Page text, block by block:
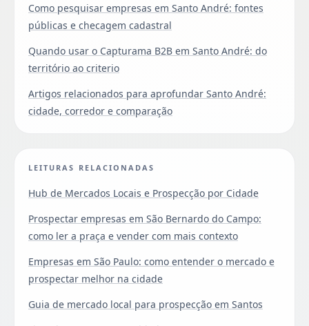
Como pesquisar empresas em Santo André: fontes
públicas e checagem cadastral
Quando usar o Capturama B2B em Santo André: do
território ao criterio
Artigos relacionados para aprofundar Santo André:
cidade, corredor e comparação
LEITURAS RELACIONADAS
Hub de Mercados Locais e Prospecção por Cidade
Prospectar empresas em São Bernardo do Campo:
como ler a praça e vender com mais contexto
Empresas em São Paulo: como entender o mercado e
prospectar melhor na cidade
Guia de mercado local para prospecção em Santos